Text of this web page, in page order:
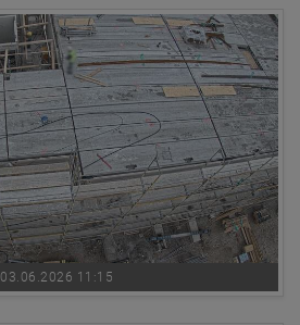
03.06.2026 11:15